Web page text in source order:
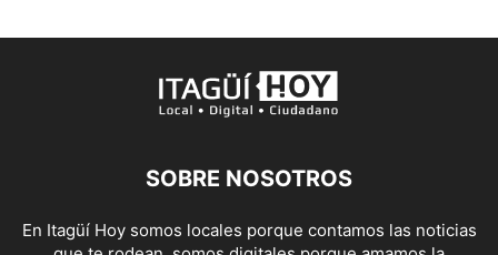
SOBRE NOSOTROS
En Itagüí Hoy somos locales porque contamos las noticias